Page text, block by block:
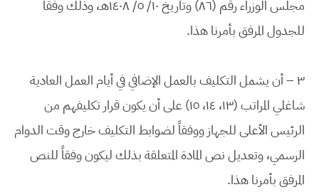
مجلس الوزراء رقم (٨٦) وتاريخ ١٠/ ٥/ ١٤٠٨هـ، وذلك وفقاً
للجدول المرفق بأمرنا هذا.
٣ – أن يشمل التكليف بالعمل الإضافي في أيام العمل العادية
شاغلي المراتب (١٣، ١٤، ١٥) على أن يكون قرار تكليفهم من
الرئيس الأعلى للجهاز ووفقاً لضوابط التكليف خارج وقت الدوام
الرسمي، وتعديل نص المادة المتعلقة بذلك ليكون وفقاً للنص
المرفق بأمرنا هذا.